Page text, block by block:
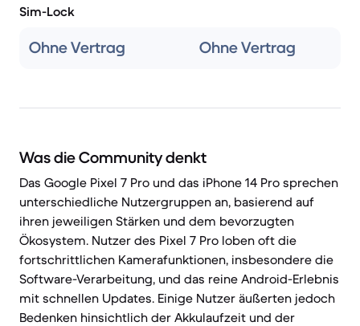
Sim-Lock
Ohne Vertrag Ohne Vertrag
Was die Community denkt
Das Google Pixel 7 Pro und das iPhone 14 Pro sprechen
unterschiedliche Nutzergruppen an, basierend auf
ihren jeweiligen Stärken und dem bevorzugten
Ökosystem. Nutzer des Pixel 7 Pro loben oft die
fortschrittlichen Kamerafunktionen, insbesondere die
Software-Verarbeitung, und das reine Android-Erlebnis
mit schnellen Updates. Einige Nutzer äußerten jedoch
Bedenken hinsichtlich der Akkulaufzeit und der